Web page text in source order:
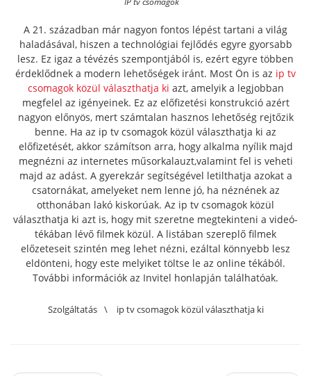
A 21. században már nagyon fontos lépést tartani a világ
haladásával, hiszen a technológiai fejlődés egyre gyorsabb
lesz. Ez igaz a tévézés szempontjából is, ezért egyre többen
érdeklődnek a modern lehetőségek iránt. Most Ön is az ip tv
csomagok közül választhatja ki azt, amelyik a legjobban
megfelel az igényeinek. Ez az előfizetési konstrukció azért
nagyon előnyös, mert számtalan hasznos lehetőség rejtőzik
benne. Ha az ip tv csomagok közül választhatja ki az
előfizetését, akkor számítson arra, hogy alkalma nyílik majd
megnézni az internetes műsorkalauzt,valamint fel is veheti
majd az adást. A gyerekzár segítségével letilthatja azokat a
csatornákat, amelyeket nem lenne jó, ha néznének az
otthonában lakó kiskorúak. Az ip tv csomagok közül
választhatja ki azt is, hogy mit szeretne megtekinteni a videó-
tékában lévő filmek közül. A listában szereplő filmek
előzeteseit szintén meg lehet nézni, ezáltal könnyebb lesz
eldönteni, hogy este melyiket töltse le az online tékából.
További információk az Invitel honlapján találhatóak.
Szolgáltatás \ ip tv csomagok közül választhatja ki